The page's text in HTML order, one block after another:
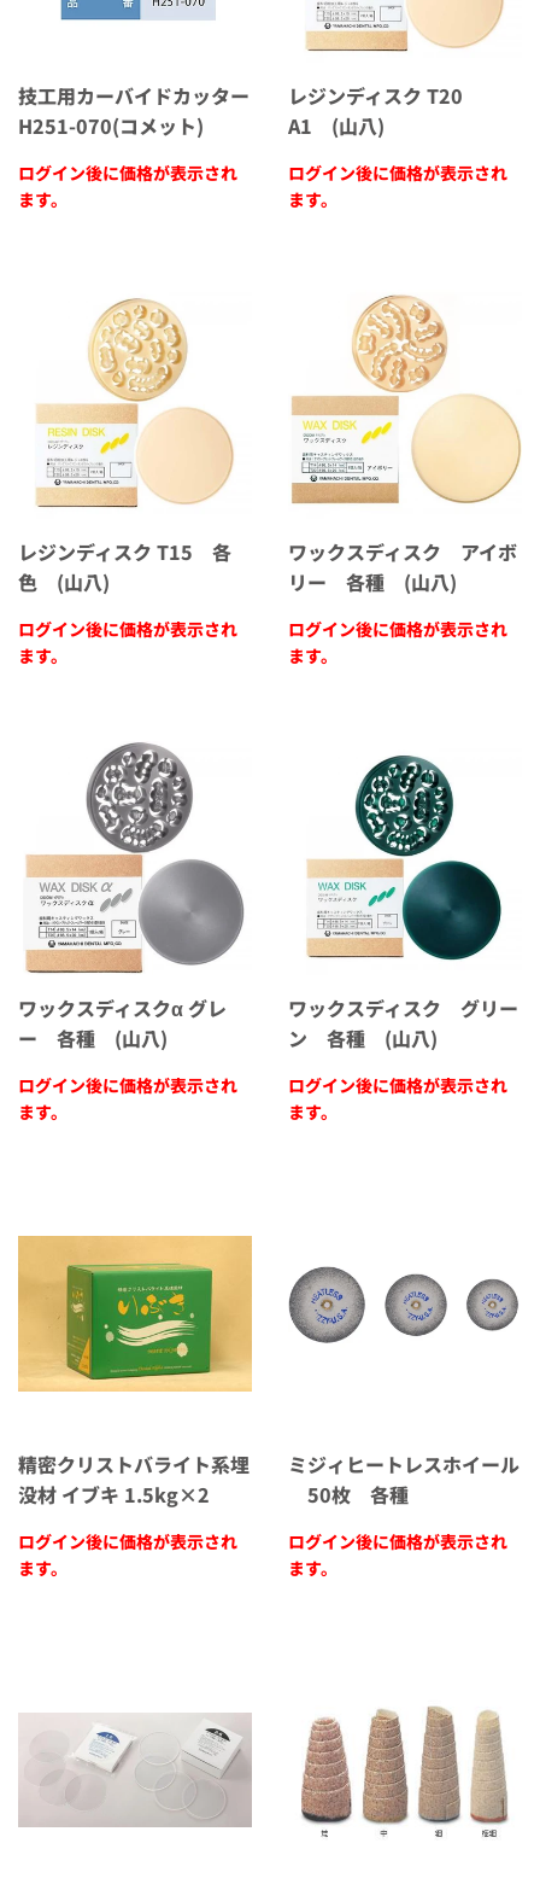
技工用カーバイドカッター
H251-070(コメット)
ログイン後に価格が表示され
ます。
レジンディスク T20
A1 (山八)
ログイン後に価格が表示され
ます。
レジンディスク T15 各
色 (山八)
ログイン後に価格が表示され
ます。
ワックスディスク アイボ
リー 各種 (山八)
ログイン後に価格が表示され
ます。
ワックスディスクα グレ
ー 各種 (山八)
ログイン後に価格が表示され
ます。
ワックスディスク グリー
ン 各種 (山八)
ログイン後に価格が表示され
ます。
精密クリストバライト系埋
没材 イブキ 1.5kg×2
ログイン後に価格が表示され
ます。
ミジィヒートレスホイール
50枚 各種
ログイン後に価格が表示され
ます。